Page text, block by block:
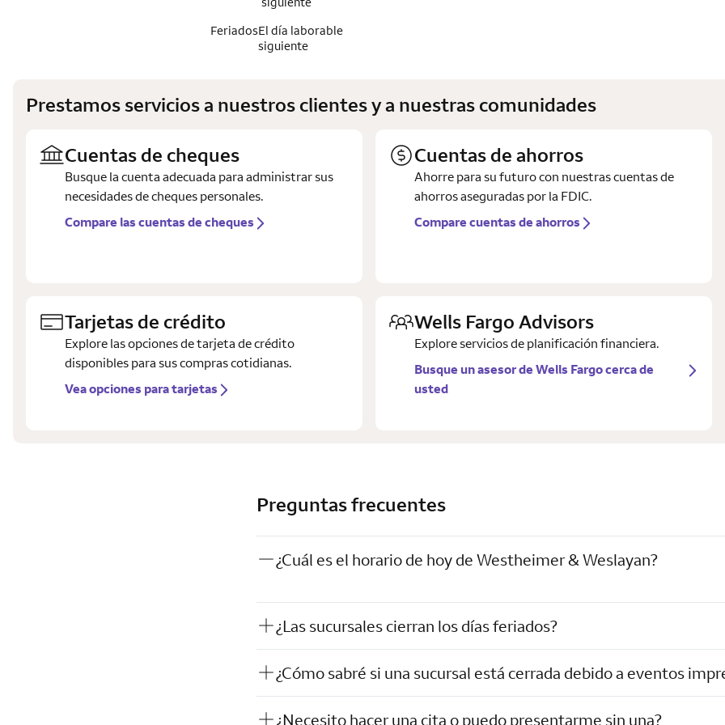
FeriadosEl día laborable
siguiente
Prestamos servicios a nuestros clientes y a nuestras comunidades
Cuentas de cheques
Busque la cuenta adecuada para administrar sus
necesidades de cheques personales.
Compare las cuentas de cheques
Cuentas de ahorros
Ahorre para su futuro con nuestras cuentas de
ahorros aseguradas por la FDIC.
Compare cuentas de ahorros
Tarjetas de crédito
Explore las opciones de tarjeta de crédito
disponibles para sus compras cotidianas.
Vea opciones para tarjetas
Wells Fargo Advisors
Explore servicios de planificación financiera.
Busque un asesor de Wells Fargo cerca de
usted
Preguntas frecuentes
¿Cuál es el horario de hoy de Westheimer & Weslayan?
¿Las sucursales cierran los días feriados?
¿Cómo sabré si una sucursal está cerrada debido a eventos
¿Necesito hacer una cita o puedo presentarme sin una?